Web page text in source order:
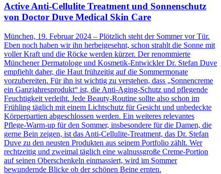
Active Anti-Cellulite Treatment und Sonnenschutz
von Doctor Duve Medical Skin Care
München, 19. Februar 2024 – Plötzlich steht der Sommer vor Tür.
Eben noch haben wir ihn herbeigesehnt, schon strahlt die Sonne mit
voller Kraft und die Röcke werden kürzer. Der renommierte
Münchener Dermatologe und Kosmetik-Entwickler Dr. Stefan Duve
empfiehlt daher, die Haut frühzeitig auf die Sommermonate
vorzubereiten. Für ihn ist wichtig zu verstehen, dass „Sonnencreme
ein Ganzjahresprodukt“ ist, die Anti-Aging-Schutz und pflegende
Feuchtigkeit verleiht. Jede Beauty-Routine sollte also schon im
Frühling täglich mit einem Lichtschutz für Gesicht und unbedeckte
Körperpartien abgeschlossen werden. Ein weiteres relevantes
Pflege-Warm-up für den Sommer, insbesondere für die Damen, die
gerne Bein zeigen, ist das Anti-Cellulite-Treatment, das Dr. Stefan
Duve zu den neusten Produkten aus seinem Portfolio zählt. Wer
rechtzeitig und zweimal täglich eine walnussgroße Creme-Portion
auf seinen Oberschenkeln einmassiert, wird im Sommer
bewundernde Blicke ob der schönen Beine ernten.